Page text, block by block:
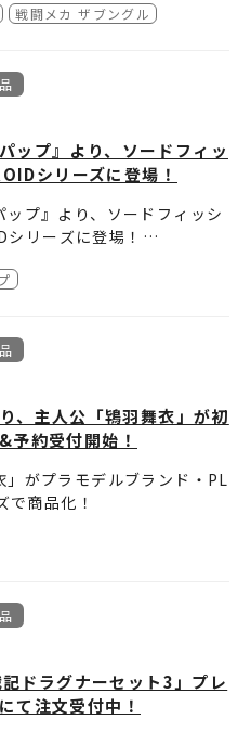
グル・タイプ／価格：4,18
イン／価格：3,850円(税込)
イン／価格：4,290円(税込)
ンセット１／価格：3,960円
1種類につき1個までとさせ
ださい。
戦闘メカ ザブングル
ップ』より、ソードフィッ
シリーズに登場！
ップ』より、ソードフィッシ
リーズに登場！
種同時展開！
ビバップ
DX-SCALE 1/48 ソード
ードフィッシュⅡ
ール
ル
ッドスマイルカンパニー
、主人公「鴇羽舞衣」が初
予約受付開始！
」がプラモデルブランド・PL
で商品化！
り・なしを選択可能。
めの、翻った造形の交換用
属。
ツとしてマフラーが付属。襟
とでをマフラーを装着でき
で拡大表示可能です。
→
ドラグナーセット3」プレ
て注文受付中！